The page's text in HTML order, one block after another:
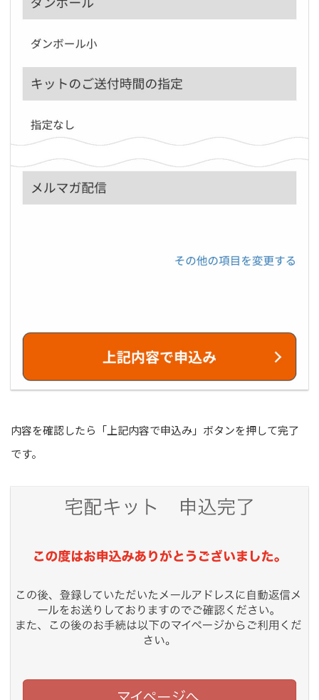
内容を確認したら「上記内容で申込み」ボタンを押して完了
です。